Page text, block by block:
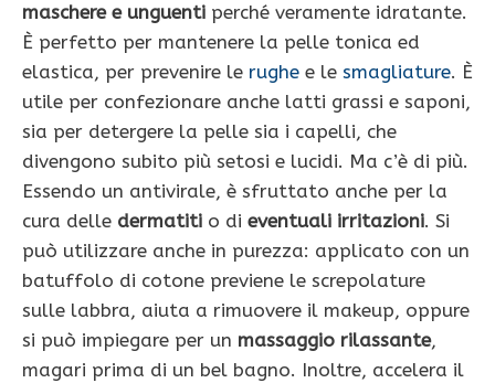
maschere e unguenti perché veramente idratante.
È perfetto per mantenere la pelle tonica ed
elastica, per prevenire le rughe e le smagliature. È
utile per confezionare anche latti grassi e saponi,
sia per detergere la pelle sia i capelli, che
divengono subito più setosi e lucidi. Ma c’è di più.
Essendo un antivirale, è sfruttato anche per la
cura delle dermatiti o di eventuali irritazioni. Si
può utilizzare anche in purezza: applicato con un
batuffolo di cotone previene le screpolature
sulle labbra, aiuta a rimuovere il makeup, oppure
si può impiegare per un massaggio rilassante,
magari prima di un bel bagno. Inoltre, accelera il